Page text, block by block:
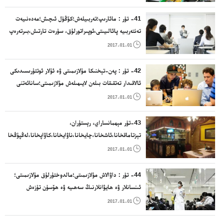
41- تۈر : مائارىپ؛تەربىيلەش؛كۆڭۈل ئىچىش؛مەدەنىيەت
تەنتەربىيە پائالىيىتى،ئوپىراتورلۇق، سۈرەت تارتىش،بىرتەرەپ
قىلىش مۇلازىمىتى، چېنىقىش سارىيى، دىسكوخانا،

2017-01-01
42- تۈر : پەن-تېخنىكا مۇلازىمىتى ۋە ئۇلار ئوتتۇرىسىدىكى
ئالاقىدار تەتقىقات بىلەن لايىھىلەش مۇلازىمىتى؛سانائەتنى
ئانالىز قىلىش بىلەن تەتقىقات؛كومپىيۇتىر قاتتىق دېتالى
ئىشلەش، قۇرۇلۇش لايىھەلەش، بىزەكچىلىك

2017-01-01
43-تۈر مېھمانساراي، رېستۇران،
ئارامگاھ

2017-01-01
44- تۈر : داۋالاش مۇلازىمىتى؛مالدوختۇرلۇق مۇلازىمىتى؛
ئىنسانلار ۋە ھايۋانلارنىڭ سەھىيە ۋە ھۆسۈن تۈزەش
مۇلازىمىتى؛يىزا ئىگىلىك،باغۋەنچىلىك ۋە ئورمانچىلىق

2017-01-01